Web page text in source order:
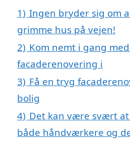
1) Ingen bryder sig om
grimme hus på vejen!
2) Kom nemt i gang
facaderenovering i
3) Få en tryg
bolig
4) Det kan være svært
både håndværkere og